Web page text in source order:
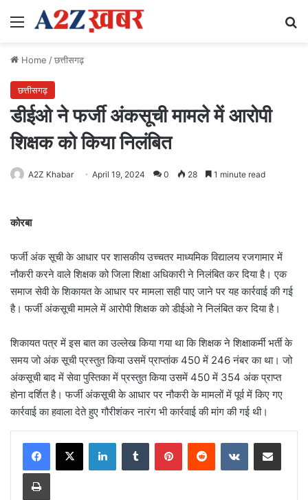
Menu
Home /छत्तीसगढ़
छत्तीसगढ़
डीईओ ने फर्जी अंकसूची मामले में आरोपी
शिक्षक को किया निलंबित
A2Z Khabar April 19, 2024 0 28 1 minute read
कोरबा
फर्जी अंक सूची के आधार पर शासकीय उच्चतर माध्यमिक विद्यालय रजगामार में
नौकरी करने वाले शिक्षक को जिला शिक्षा अधिकारी ने निलंबित कर दिया है। एक
समाज सेवी के शिकायत के आधार पर मामला सही पाए जाने पर यह कार्रवाई की गई
है। फर्जी अंकसूची मामले में आरोपी शिक्षक को डीईओ ने निलंबित कर दिया है।
शिकायत पत्र में इस बात का उल्लेख किया गया था कि शिक्षक ने शिक्षाकर्मी भर्ती के
समय जो अंक सूची प्रस्तुत किया उसमें प्राप्तांक 450 में 246 नंबर का था। जो
अंकसूची बाद में सेवा पुस्तिका में प्रस्तुत किया उसमें 450 में 354 अंक प्राप्त
होना दर्शित है। फर्जी अंकसूची के आधार पर नौकरी के मामलों में पूर्व में किए गए
कार्रवाई का हवाला देते हुए गौरीशंकर नारंग भी कार्रवाई की मांग की गई थी।
LinkedInTumblr PinterestReddit VKontakteShare via Email
Print